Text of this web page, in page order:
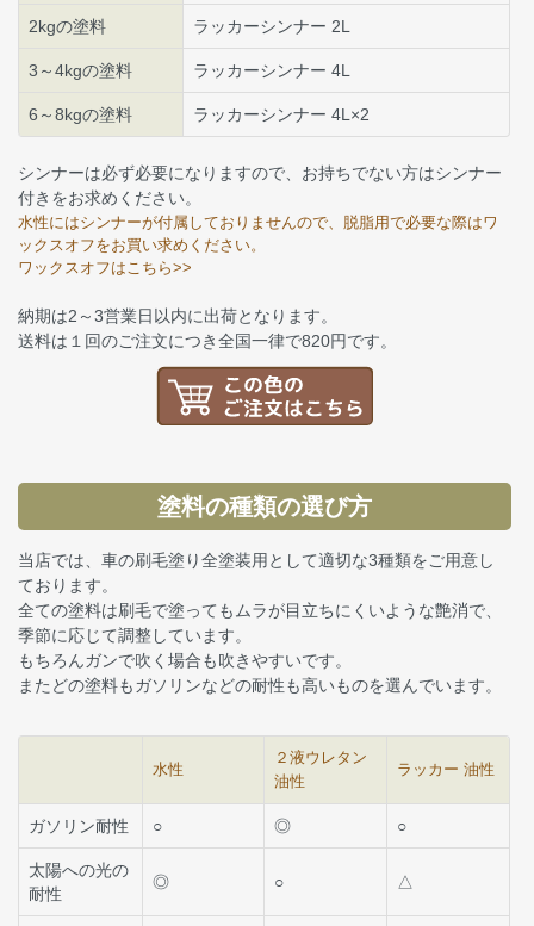
2kgの塗料 ラッカーシンナー 2L
3～4kgの塗料 ラッカーシンナー 4L
6～8kgの塗料 ラッカーシンナー 4L×2
シンナーは必ず必要になりますので、お持ちでない方はシンナー
付きをお求めください。
水性にはシンナーが付属しておりませんので、脱脂用で必要な際はワ
ックスオフをお買い求めください。
ワックスオフはこちら>>
納期は2～3営業日以内に出荷となります。
送料は１回のご注文につき全国一律で820円です。
塗料の種類の選び方
当店では、車の刷毛塗り全塗装用として適切な3種類をご用意し
ております。
全ての塗料は刷毛で塗ってもムラが目立ちにくいような艶消で、
季節に応じて調整しています。
もちろんガンで吹く場合も吹きやすいです。
またどの塗料もガソリンなどの耐性も高いものを選んでいます。
水性
２液ウレタン
油性
ラッカー 油性
ガソリン耐性 ○ ◎ ○
太陽への光の
耐性
◎ ○ △